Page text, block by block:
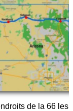
de la 66 les